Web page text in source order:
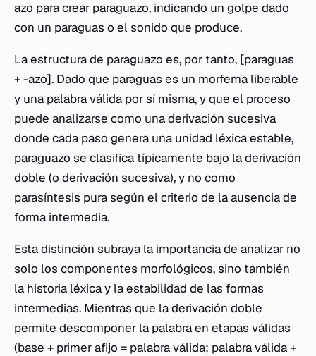
azo para crear paraguazo, indicando un golpe dado
con un paraguas o el sonido que produce.
La estructura de paraguazo es, por tanto, [paraguas
+ -azo]. Dado que paraguas es un morfema liberable
y una palabra válida por sí misma, y que el proceso
puede analizarse como una derivación sucesiva
donde cada paso genera una unidad léxica estable,
paraguazo se clasifica típicamente bajo la derivación
doble (o derivación sucesiva), y no como
parasíntesis pura según el criterio de la ausencia de
forma intermedia.
Esta distinción subraya la importancia de analizar no
solo los componentes morfológicos, sino también
la historia léxica y la estabilidad de las formas
intermedias. Mientras que la derivación doble
permite descomponer la palabra en etapas válidas
(base + primer afijo = palabra válida; palabra válida +